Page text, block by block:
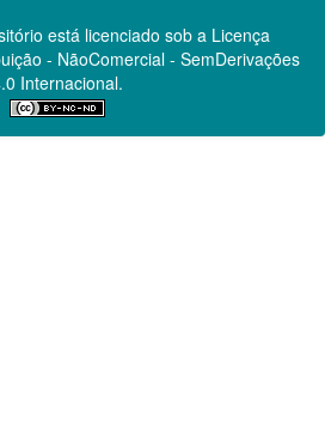
está licenciado sob a Licença
- NãoComercial - SemDerivações
Internacional.